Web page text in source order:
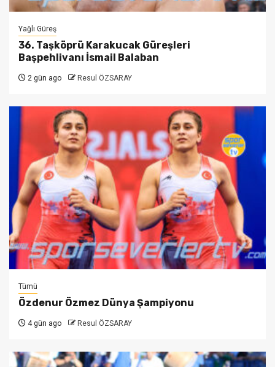
Yağlı Güreş
36. Taşköprü Karakucak Güreşleri
Başpehlivanı İsmail Balaban
2 gün ago Resul ÖZSARAY
Tümü
Özdenur Özmez Dünya Şampiyonu
4 gün ago Resul ÖZSARAY